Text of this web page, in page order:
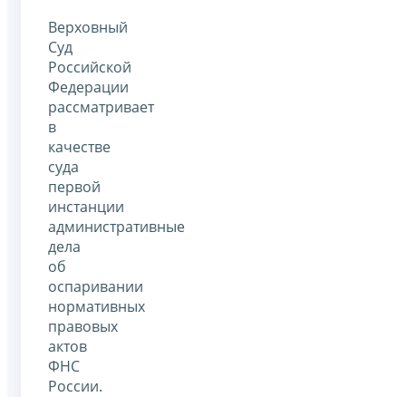
Верховный
Суд
Российской
Федерации
рассматривает
в
качестве
суда
первой
инстанции
административные
дела
об
оспаривании
нормативных
правовых
актов
ФНС
России.